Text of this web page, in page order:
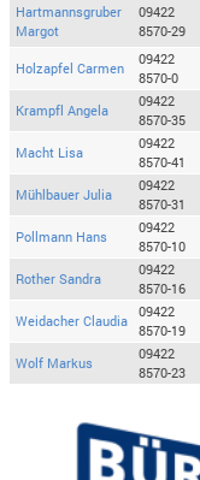
Hartmannsgruber
Margot
09422
8570-29
Holzapfel Carmen
09422
8570-0
Krampfl Angela
09422
8570-35
Macht Lisa
09422
8570-41
Mühlbauer Julia
09422
8570-31
Pollmann Hans
09422
8570-10
Rother Sandra
09422
8570-16
Weidacher Claudia
09422
8570-19
Wolf Markus
09422
8570-23